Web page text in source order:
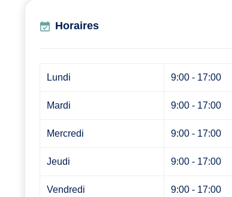
Horaires
Lundi 9:00 - 17:00
Mardi 9:00 - 17:00
Mercredi 9:00 - 17:00
Jeudi 9:00 - 17:00
Vendredi 9:00 - 17:00